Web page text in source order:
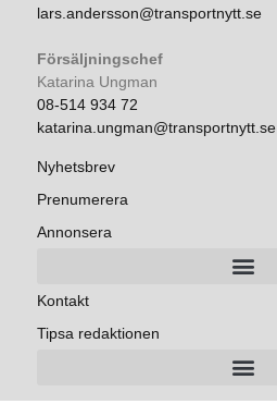
lars.andersson@transportnytt.se
Försäljningschef
Katarina Ungman
08-514 934 72
katarina.ungman@transportnytt.se
Nyhetsbrev
Prenumerera
Annonsera
Kontakt
Tipsa redaktionen